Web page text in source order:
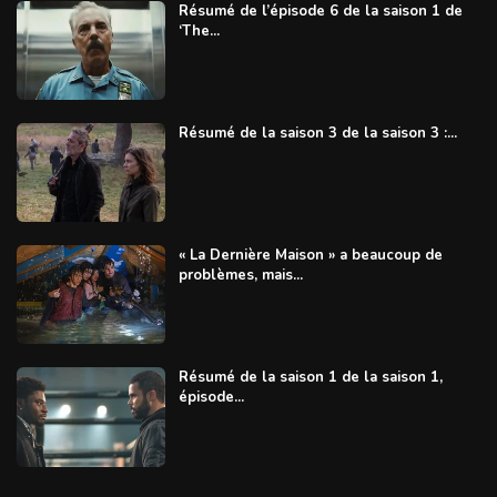
Résumé de l’épisode 6 de la saison 1 de
‘The...
Résumé de la saison 3 de la saison 3 :...
« La Dernière Maison » a beaucoup de
problèmes, mais...
Résumé de la saison 1 de la saison 1,
épisode...